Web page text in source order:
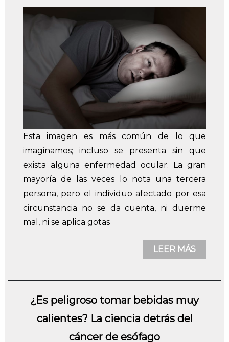
Esta imagen es más común de lo que
imaginamos; incluso se presenta sin que
exista alguna enfermedad ocular. La gran
mayoría de las veces lo nota una tercera
persona, pero el individuo afectado por esa
circunstancia no se da cuenta, ni duerme
mal, ni se aplica gotas
LEER MÁS
¿Es peligroso tomar bebidas muy
calientes? La ciencia detrás del
cáncer de esófago